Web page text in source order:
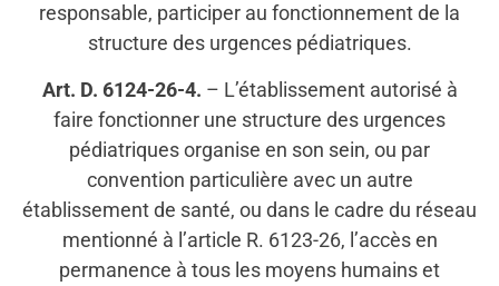
responsable, participer au fonctionnement de la
structure des urgences pédiatriques.
Art. D. 6124-26-4. – L’établissement autorisé à
faire fonctionner une structure des urgences
pédiatriques organise en son sein, ou par
convention particulière avec un autre
établissement de santé, ou dans le cadre du réseau
mentionné à l’article R. 6123-26, l’accès en
permanence à tous les moyens humains et